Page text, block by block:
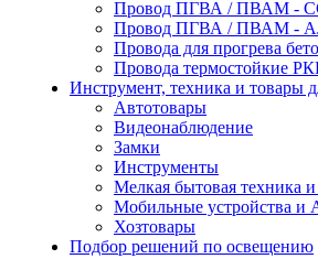
Провод ПГВА / ПВАМ -
Провод ПГВА / ПВАМ
Провода для прогрева
Провода термостойкие
Инструмент, техника и товары
Автотовары
Видеонаблюдение
Замки
Инструменты
Мелкая бытовая техника
Мобильные устройства и
Хозтовары
Подбор решений по освещению